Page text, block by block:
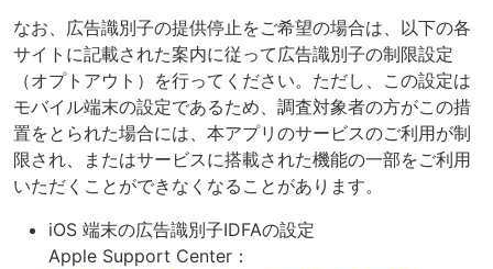
なお、広告識別子の提供停止をご希望の場合は、以下の各
サイトに記載された案内に従って広告識別子の制限設定
（オプトアウト）を行ってください。ただし、この設定は
モバイル端末の設定であるため、調査対象者の方がこの措
置をとられた場合には、本アプリのサービスのご利用が制
限され、またはサービスに搭載された機能の一部をご利用
いただくことができなくなることがあります。
iOS 端末の広告識別子IDFAの設定
Apple Support Center：